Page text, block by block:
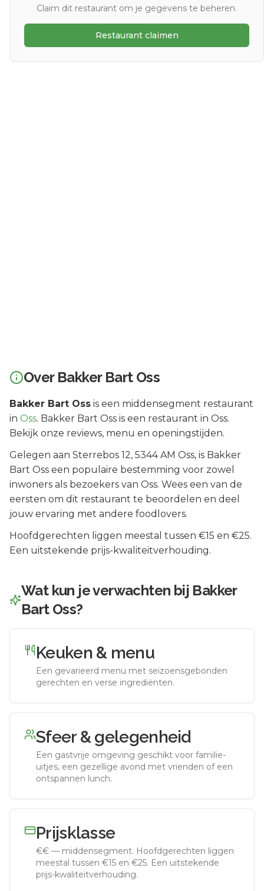
Claim dit restaurant om je gegevens te beheren.
Restaurant claimen
Over Bakker Bart Oss
Bakker Bart Oss is een middensegment restaurant
in Oss. Bakker Bart Oss is een restaurant in Oss.
Bekijk onze reviews, menu en openingstijden.
Gelegen aan Sterrebos 12, 5344 AM Oss, is Bakker
Bart Oss een populaire bestemming voor zowel
inwoners als bezoekers van Oss. Wees een van de
eersten om dit restaurant te beoordelen en deel
jouw ervaring met andere foodlovers.
Hoofdgerechten liggen meestal tussen €15 en €25.
Een uitstekende prijs-kwaliteitverhouding.
Wat kun je verwachten bij Bakker
Bart Oss?
Keuken & menu
Een gevarieerd menu met seizoensgebonden
gerechten en verse ingrediënten.
Sfeer & gelegenheid
Een gastvrije omgeving geschikt voor familie-
uitjes, een gezellige avond met vrienden of een
ontspannen lunch.
Prijsklasse
€€ — middensegment. Hoofdgerechten liggen
meestal tussen €15 en €25. Een uitstekende
prijs-kwaliteitverhouding.